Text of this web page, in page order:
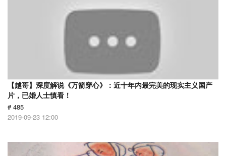
【越哥】深度解说《万箭穿心》：近十年内最完美的现实主义国产
片，已婚人士慎看！
# 485
2019-09-23 12:00